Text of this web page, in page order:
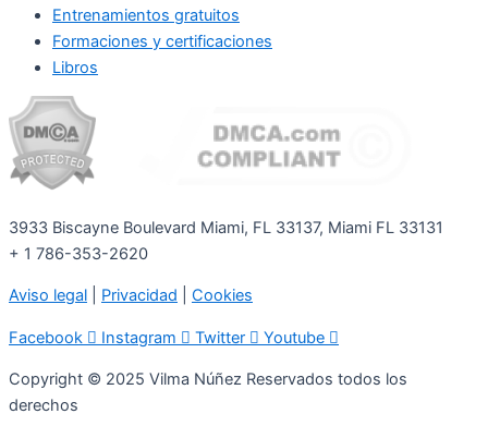
Entrenamientos gratuitos
Formaciones y certificaciones
Libros
3933 Biscayne Boulevard Miami, FL 33137, Miami FL 33131
+ 1 786-353-2620
Aviso legal Privacidad Cookies
Facebook Instagram Twitter Youtube
Copyright © 2025 Vilma Núñez Reservados todos los
derechos